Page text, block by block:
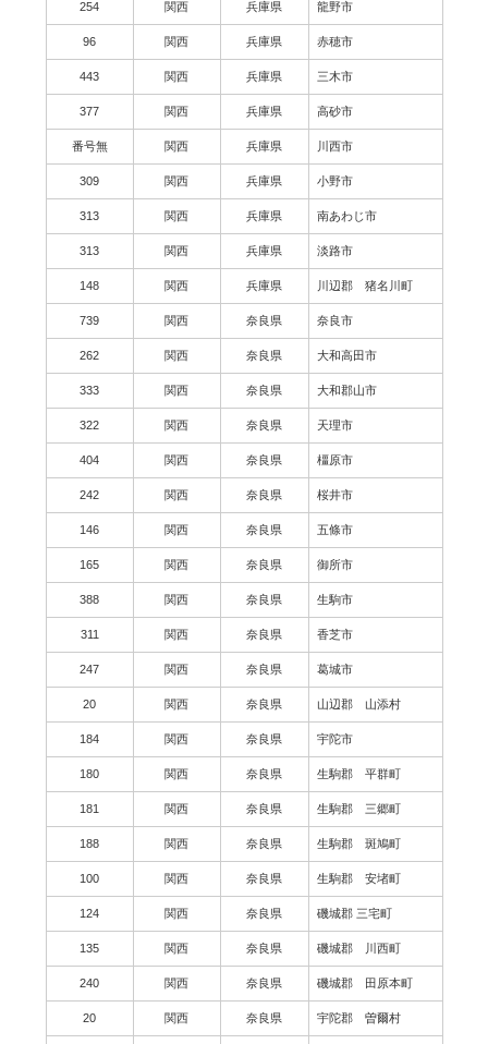
254 関西 兵庫県 龍野市
96 関西 兵庫県 赤穂市
443 関西 兵庫県 三木市
377 関西 兵庫県 高砂市
番号無 関西 兵庫県 川西市
309 関西 兵庫県 小野市
313 関西 兵庫県 南あわじ市
313 関西 兵庫県 淡路市
148 関西 兵庫県 川辺郡 猪名川町
739 関西 奈良県 奈良市
262 関西 奈良県 大和高田市
333 関西 奈良県 大和郡山市
322 関西 奈良県 天理市
404 関西 奈良県 橿原市
242 関西 奈良県 桜井市
146 関西 奈良県 五條市
165 関西 奈良県 御所市
388 関西 奈良県 生駒市
311 関西 奈良県 香芝市
247 関西 奈良県 葛城市
20 関西 奈良県 山辺郡 山添村
184 関西 奈良県 宇陀市
180 関西 奈良県 生駒郡 平群町
181 関西 奈良県 生駒郡 三郷町
188 関西 奈良県 生駒郡 斑鳩町
100 関西 奈良県 生駒郡 安堵町
124 関西 奈良県 磯城郡 三宅町
135 関西 奈良県 磯城郡 川西町
240 関西 奈良県 磯城郡 田原本町
20 関西 奈良県 宇陀郡 曽爾村